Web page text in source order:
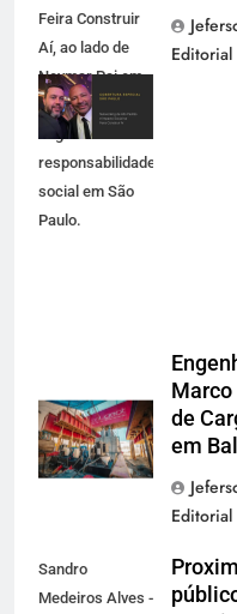
Feira Construir
Aí, ao lado de
Neymar Pai em
evento de
negócios e
responsabilidade
social em São
Paulo.
Editorial
de
em
Editorial
Sandro
Medeiros Alves -